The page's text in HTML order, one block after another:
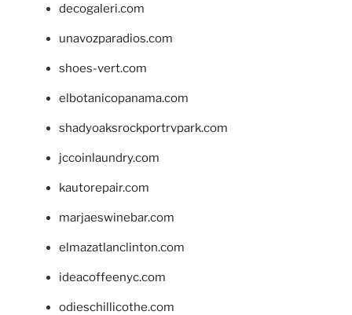
decogaleri.com
unavozparadios.com
shoes-vert.com
elbotanicopanama.com
shadyoaksrockportrvpark.com
jccoinlaundry.com
kautorepair.com
marjaeswinebar.com
elmazatlanclinton.com
ideacoffeenyc.com
odieschillicothe.com